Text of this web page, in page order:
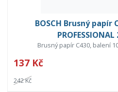
BOSCH Brusný papír
Brusný papír C430, balení
137 Kč
242 Kč